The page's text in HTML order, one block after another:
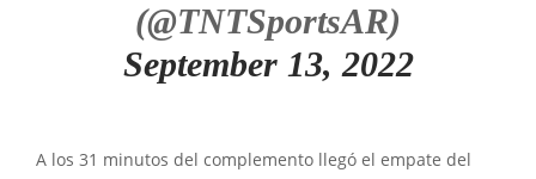
(@TNTSportsAR)
September 13, 2022
A los 31 minutos del complemento llegó el empate del